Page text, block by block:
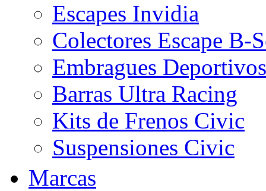
Escapes Invidia
Colectores Escape B-
Embragues Deportivos
Barras Ultra Racing
Kits de Frenos Civic
Suspensiones Civic
Marcas